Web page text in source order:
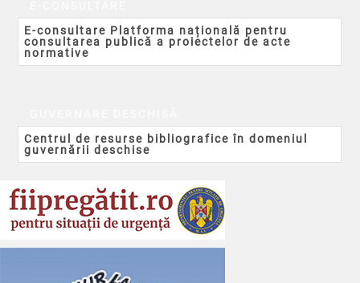
E-consultare Platforma națională pentru
consultarea publică a proiectelor de acte
normative
Centrul de resurse bibliografice în domeniul
guvernării deschise